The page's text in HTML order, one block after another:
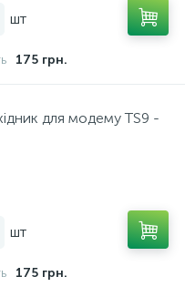
шт
175 грн.
для модему TS9 -
шт
175 грн.